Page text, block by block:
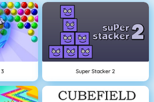
Super Stacker 2